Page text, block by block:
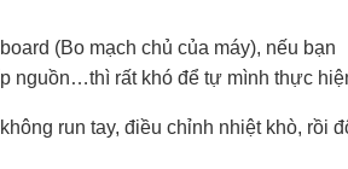
(Bo mạch chủ của máy), nếu bạn
nguồn…thì rất khó để tự mình thực
run tay, điều chỉnh nhiệt khò, rồi